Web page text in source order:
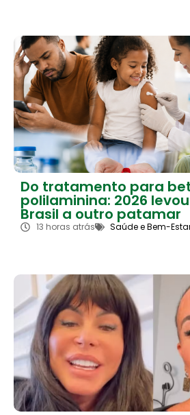
Do tratamento para
polilaminina: 2026
Brasil a outro patamar
13 horas atrás Saúde e Bem-